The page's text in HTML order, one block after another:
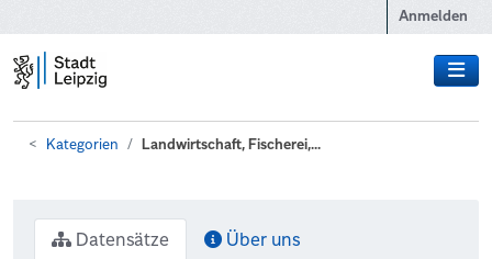
Anmelden
Kategorien Landwirtschaft, Fischerei,...
Datensätze Über uns